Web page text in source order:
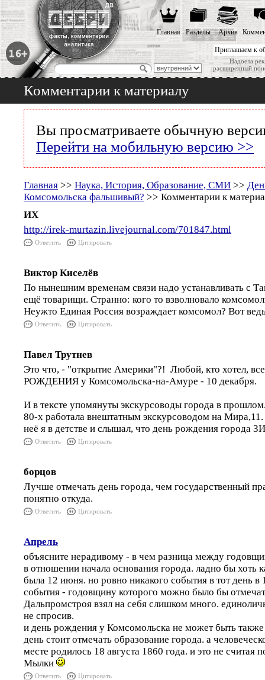
Приглашаем к
Надоела
расширенный
Главная Разделы Архив
Комментарии к материалу
Вы просматриваете обычную
Перейти на мобильную версию >>
Главная >> Наука, История, Образование, СМИ >>
Комсомольска фальшивый? >> Комментарии к
ИХ
http://irek-murtazin.livejournal.com/701847.html
Ответить Цитировать
Виктор Киселёв
По нынешним временам связи надо устанавливать с
ещё товарищи. Странно: кого то взволновало
Неужто Единая Россия возраждает комсомол? Вот
Ответить Цитировать
Павел Трутнев
Это что, - "открытие Америки"?! Любой, кто хотел,
РОЖДЕНИЯ у Комсомольска-на-Амуре - 10 декабря.
И в тексте упомянуты экскурсоводы города в
80-х работала внештатным экскурсоводом на
неё я в детстве и слышал, что день рождения города
Ответить Цитировать
борцов
Лучше отмечать день города, чем государственный
понятно откуда.
Ответить Цитировать
Апрель
объясните нерадивому - в чем разница между
в отношении начала основания города. ладно бы хоть
была 12 июня. но ровно никакого события в тот день в
события - годовщину которого можно было бы
Дальпромстроя взял на себя слишком много.
не спросив.
и день рождения у Комсомольска не может быть также
день стоит отмечать образование города. а
месте родилось 18 августа 1860 года. и это не считая
Мылки
Ответить Цитировать